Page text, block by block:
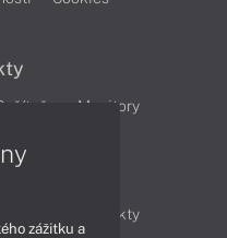
Monitory
Produkty
zážitku a